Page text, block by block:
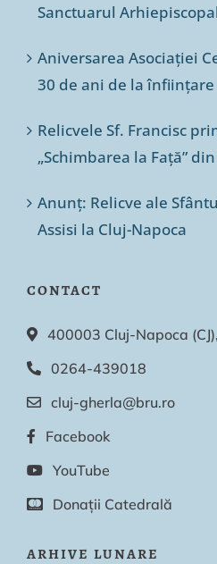
Sanctuarul
Aniversarea Asociației
30 de ani de la înființare
Relicvele Sf. Francisc
„Schimbarea la Față”
Anunț: Relicve ale
Assisi la Cluj-Napoca
CONTACT
400003 Cluj-Napoca
0264-439018
cluj-gherla@bru.ro
Facebook
YouTube
Donații Catedrală
ARHIVE LUNARE